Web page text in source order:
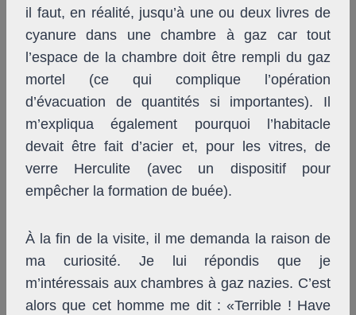
il faut, en réalité, jusqu’à une ou deux livres de
cyanure dans une chambre à gaz car tout
l’espace de la chambre doit être rempli du gaz
mortel (ce qui complique l’opération
d’évacuation de quantités si importantes). Il
m’expliqua également pourquoi l’habitacle
devait être fait d’acier et, pour les vitres, de
verre Herculite (avec un dispositif pour
empêcher la formation de buée).
À la fin de la visite, il me demanda la raison de
ma curiosité. Je lui répondis que je
m’intéressais aux chambres à gaz nazies. C’est
alors que cet homme me dit : «Terrible ! Have